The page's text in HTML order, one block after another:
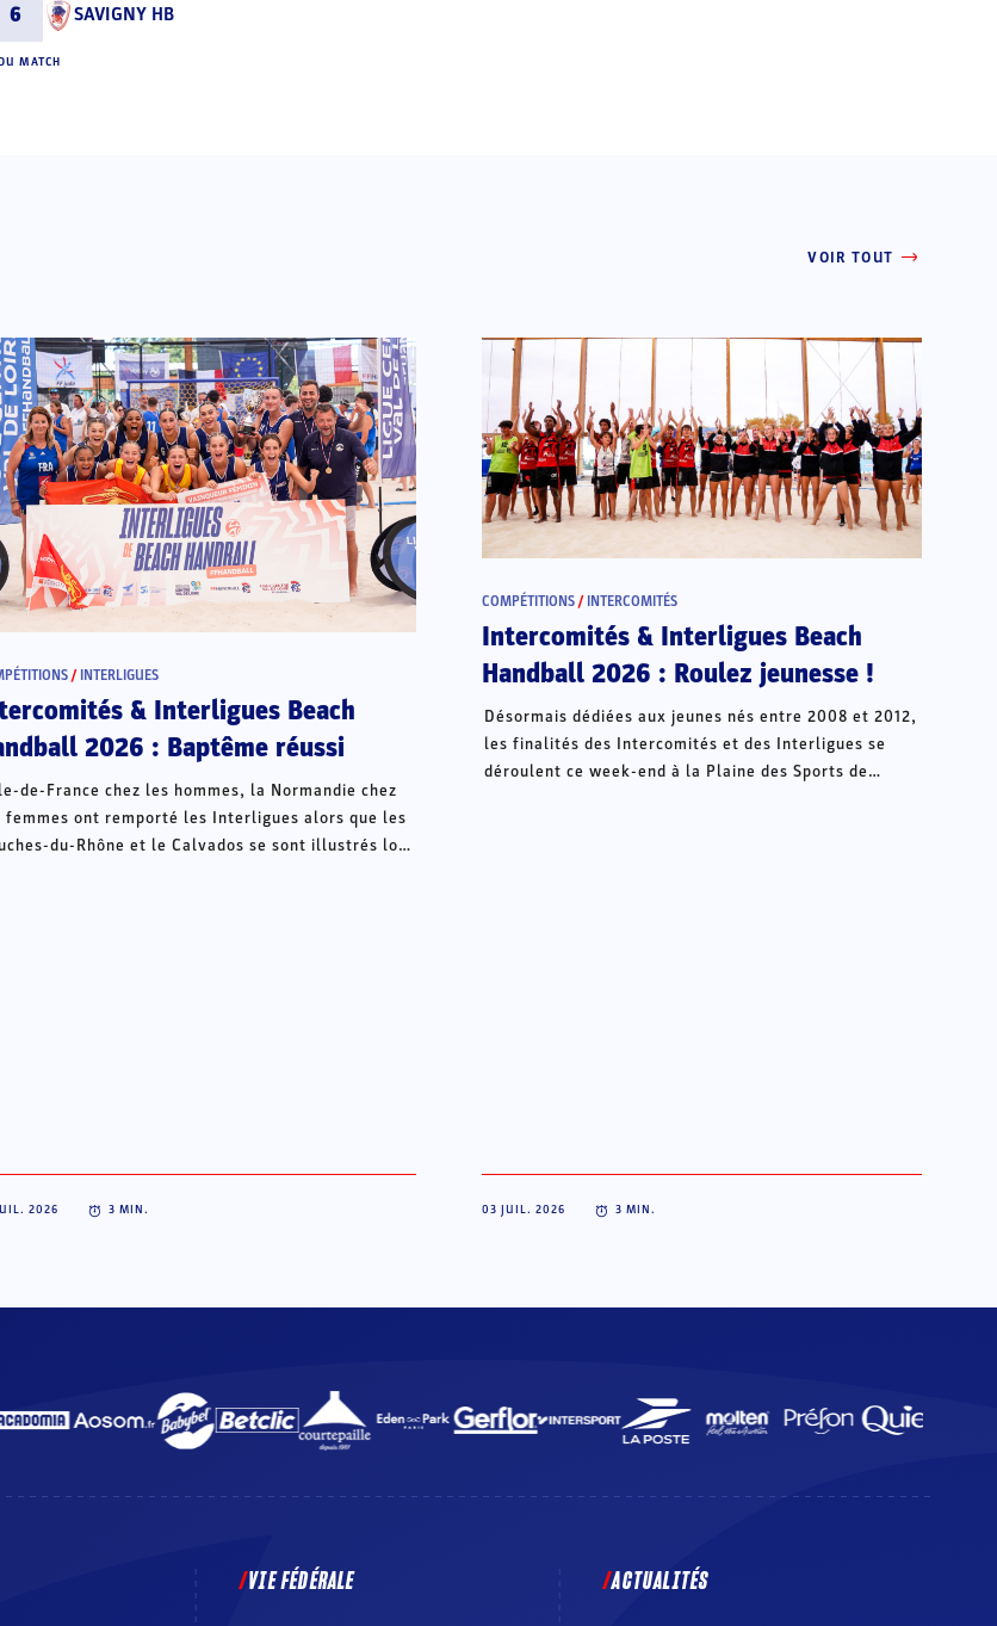
6 SAVIGNY HB
MATCH
VOIR TOUT
/ INTERLIGUES
& Interligues Beach
2026 : Baptême réussi
de-France chez les hommes, la Normandie chez
femmes ont remporté les Interligues alors que les
du-Rhône et le Calvados se sont illustrés lors
2026 3 MIN.
COMPÉTITIONS / INTERCOMITÉS
Intercomités & Interligues Beach
Handball 2026 : Roulez jeunesse !
Désormais dédiées aux jeunes nés entre 2008 et 2012,
les finalités des Intercomités et des Interligues se
déroulent ce week-end à la Plaine des Sports de
03 JUIL. 2026 3 MIN.
VIE FÉDÉRALE ACTUALITÉS